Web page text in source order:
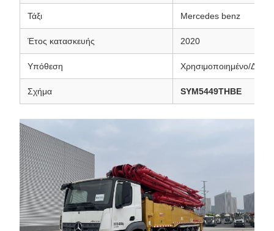
Τάξι Mercedes benz
Έτος κατασκευής 2020
Υπόθεση Χρησιμοποιημένο/
Σχήμα SYM5449THBE